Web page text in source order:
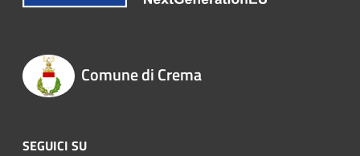
Comune di Crema
SEGUICI SU